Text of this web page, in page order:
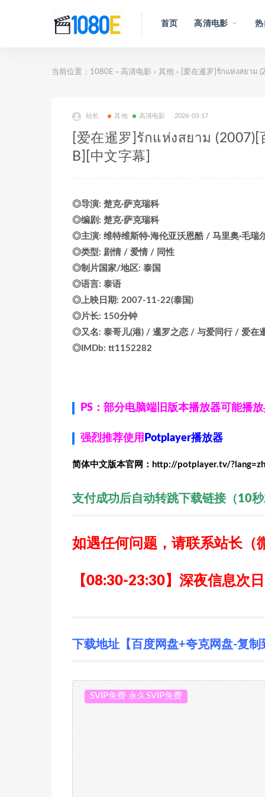
首页 高清电影 热
当前位置： 1080E > 高清电影 > 其他 > [爱在暹罗]รักแห่งสยาม
站长 其他 高清电影 2026-03-17
[爱在暹罗]รักแห่งสยาม
B][中文字幕]
◎导演: 楚克·萨克瑞科
◎编剧: 楚克·萨克瑞科
◎主演: 维特维斯特·海伦亚沃恩酷 / 马里奥·毛
◎类型: 剧情 / 爱情 / 同性
◎制片国家/地区: 泰国
◎语言: 泰语
◎上映日期: 2007-11-22(泰国)
◎片长: 150分钟
◎又名: 泰哥儿(港) / 暹罗之恋 / 与爱同行 / 爱在
◎IMDb: tt1152282
PS：部分电脑端旧版本播放器可能播
强烈推荐使用 Potplayer播放器
简体中文版本官网：http://potplayer.tv/
支付成功后自动转跳下载链接（10
如遇任何问题，请联系站长（
【08:30-23:30】深夜信息次
下载地址【百度网盘+夸克网盘-复
SVIP免费 永久SVIP免费